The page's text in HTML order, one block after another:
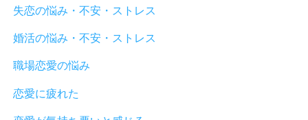
失恋の悩み・不安・ストレス
婚活の悩み・不安・ストレス
職場恋愛の悩み
恋愛に疲れた